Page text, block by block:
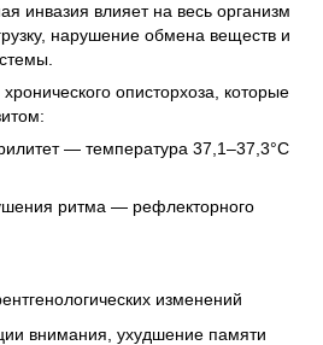
инвазия влияет на весь организм
нарушение обмена веществ и
описторхоза, которые
— температура 37,1–37,3°C
ритма — рефлекторного
изменений
внимания, ухудшение памяти